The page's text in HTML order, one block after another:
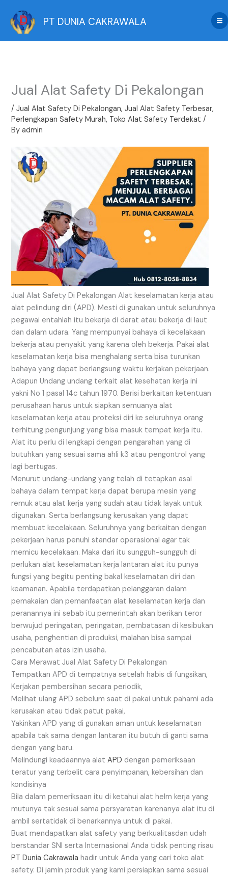
content
PT DUNIA CAKRAWALA
Jual Alat Safety Di Pekalongan
/Jual Alat Safety Di Pekalongan,Jual Alat Safety Terbesar,
Perlengkapan Safety Murah, Toko Alat Safety Terdekat /
Byadmin
Jual Alat Safety Di Pekalongan Alat keselamatan kerja atau
alat pelindung diri (APD). Mesti di gunakan untuk seluruhnya
pegawai entahlah itu bekerja di darat atau bekerja di laut
dan dalam udara. Yang mempunyai bahaya di kecelakaan
bekerja atau penyakit yang karena oleh bekerja. Pakai alat
keselamatan kerja bisa menghalang serta bisa turunkan
bahaya yang dapat berlangsung waktu kerjakan pekerjaan.
Adapun Undang undang terkait alat kesehatan kerja ini
yakni No 1 pasal 14c tahun 1970. Berisi berkaitan ketentuan
perusahaan harus untuk siapkan semuanya alat
keselamatan kerja atau proteksi diri ke seluruhnya orang
terhitung pengunjung yang bisa masuk tempat kerja itu.
Alat itu perlu di lengkapi dengan pengarahan yang di
butuhkan yang sesuai sama ahli k3 atau pengontrol yang
lagi bertugas.
Menurut undang-undang yang telah di tetapkan asal
bahaya dalam tempat kerja dapat berupa mesin yang
remuk atau alat kerja yang sudah atau tidak layak untuk
digunakan. Serta berlangsung kerusakan yang dapat
membuat kecelakaan. Seluruhnya yang berkaitan dengan
pekerjaan harus penuhi standar operasional agar tak
memicu kecelakaan. Maka dari itu sungguh-sungguh di
perlukan alat keselamatan kerja lantaran alat itu punya
fungsi yang begitu penting bakal keselamatan diri dan
keamanan. Apabila terdapatkan pelanggaran dalam
pemakaian dan pemanfaatan alat keselamatan kerja dan
peranannya ini sebab itu pemerintah akan berikan teror
berwujud peringatan, peringatan, pembatasan di kesibukan
usaha, penghentian di produksi, malahan bisa sampai
pencabutan atas izin usaha.
Cara Merawat Jual Alat Safety Di Pekalongan
Tempatkan APD di tempatnya setelah habis di fungsikan,
Kerjakan pembersihan secara periodik,
Melihat ulang APD sebelum saat di pakai untuk pahami ada
kerusakan atau tidak patut pakai,
Yakinkan APD yang di gunakan aman untuk keselamatan
apabila tak sama dengan lantaran itu butuh di ganti sama
dengan yang baru.
Melindungi keadaannya alatAPD dengan pemeriksaan
teratur yang terbelit cara penyimpanan, kebersihan dan
kondisinya
Bila dalam pemeriksaan itu di ketahui alat helm kerja yang
mutunya tak sesuai sama persyaratan karenanya alat itu di
ambil sertatidak di benarkannya untuk di pakai.
Buat mendapatkan alat safety yang berkualitasdan udah
berstandar SNI serta Internasional Anda tidsk penting risau
PT Dunia Cakrawala hadir untuk Anda yang cari toko alat
safety. Di jamin produk yang kami persiapkan sama sesuai